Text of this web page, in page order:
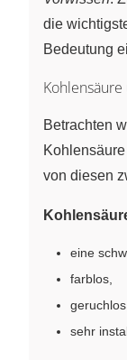
die
Bedeutung
Betrachten
von diesen
eine
farblos,
geruchlos,
sehr